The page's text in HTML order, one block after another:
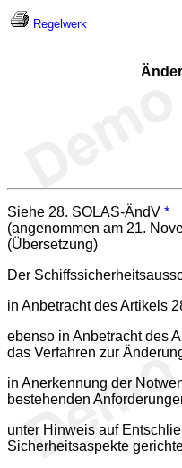
Regelwerk
Siehe 28. SOLAS-ÄndV *
(angenommen am 21.
(Übersetzung)
Der
in Anbetracht des Artikels
ebenso in Anbetracht des
das Verfahren zur
in Anerkennung der
bestehenden
unter Hinweis auf
Sicherheitsaspekte